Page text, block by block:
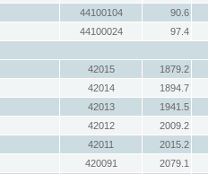
44100104
90.6
44100024
97.4
42015
1879.2
42014
1894.7
42013
1941.5
42012
2009.2
42011
2015.2
420091
2079.1